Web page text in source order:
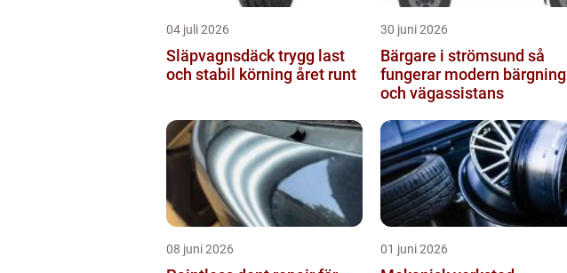
04 juli 2026
Släpvagnsdäck trygg last
och stabil körning året runt
30 juni 2026
Bärgare i strömsund så
fungerar modern bärgning
och vägassistans
08 juni 2026 01 juni 2026